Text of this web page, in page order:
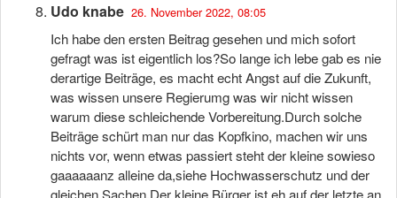
Udo knabe 26. November 2022, 08:05
Ich habe den ersten Beitrag gesehen und mich sofort
gefragt was ist eigentlich los?So lange ich lebe gab es nie
derartige Beiträge, es macht echt Angst auf die Zukunft,
was wissen unsere Regierumg was wir nicht wissen
warum diese schleichende Vorbereitung.Durch solche
Beiträge schürt man nur das Kopfkino, machen wir uns
nichts vor, wenn etwas passiert steht der kleine sowieso
gaaaaaanz alleine da,siehe Hochwasserschutz und der
gleichen Sachen.Der kleine Bürger ist eh auf der letzte an